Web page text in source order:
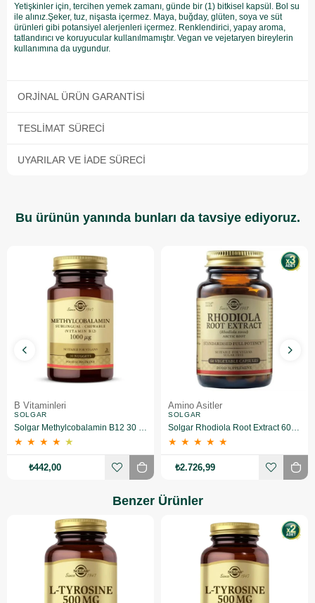
Yetişkinler için, tercihen yemek zamanı, günde bir (1) bitkisel kapsül. Bol su
ile alınız.Şeker, tuz, nişasta içermez. Maya, buğday, glüten, soya ve süt
ürünleri gibi potansiyel alerjenleri içermez. Renklendirici, yapay aroma,
tatlandırıcı ve koruyucular kullanılmamıştır. Vegan ve vejetaryen bireylerin
kullanımına da uygundur.
ORJINAL ÜRÜN GARANTISI
TESLIMAT SÜRECI
UYARILAR VE İADE SÜRECI
Bu ürünün yanında bunları da tavsiye ediyoruz.
B Vitaminleri
SOLGAR
★ ★ ★ ★ ★
₺442,00
Amino Asitler
SOLGAR
★ ★ ★ ★ ★
₺2.726,99
Benzer Ürünler